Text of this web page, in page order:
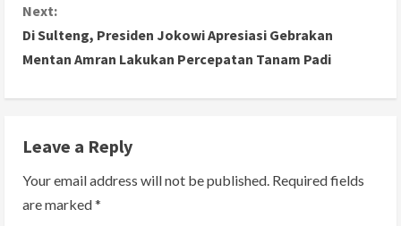
t
i
n
e
R
Next:
Di Sulteng, Presiden Jokowi Apresiasi Gebrakan
Mentan Amran Lakukan Percepatan Tanam Padi
Leave a Reply
Your email address will not be published. Required fields
are marked*